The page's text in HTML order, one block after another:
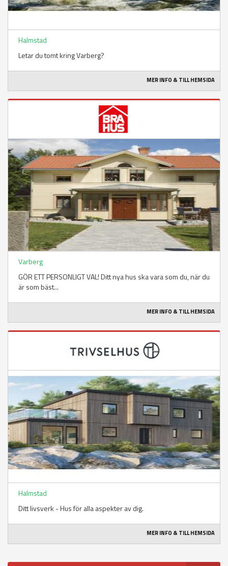
Halmstad
Letar du tomt kring Varberg?
MER INFO & TILL HEMSIDA
Varberg
GÖR ETT PERSONLIGT VAL! Ditt nya hus ska vara som du, när du
är som bäst...
MER INFO & TILL HEMSIDA
Halmstad
Ditt livsverk - Hus för alla aspekter av dig.
MER INFO & TILL HEMSIDA